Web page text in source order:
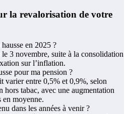
la revalorisation de votre
en 2025 ?
3 novembre, suite à la consolidation
sur l’inflation.
pour ma pension ?
varier entre 0,5% et 0,9%, selon
hors tabac, avec une augmentation
en moyenne.
dans les années à venir ?